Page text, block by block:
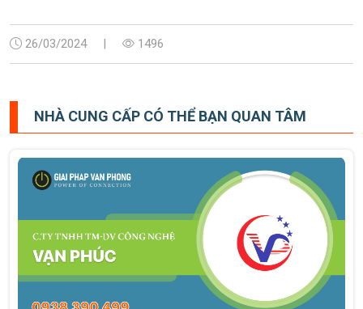
26/03/2024 | 1496
NHÀ CUNG CẤP CÓ THỂ BẠN QUAN TÂM